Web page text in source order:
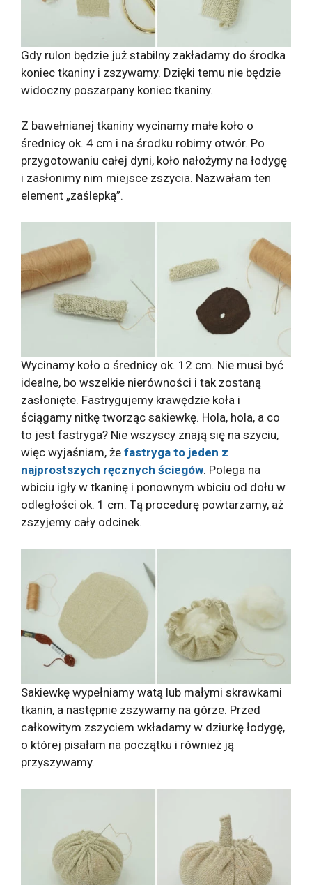
Gdy rulon będzie już stabilny zakładamy do środka
koniec tkaniny i zszywamy. Dzięki temu nie będzie
widoczny poszarpany koniec tkaniny.
Z bawełnianej tkaniny wycinamy małe koło o
średnicy ok. 4 cm i na środku robimy otwór. Po
przygotowaniu całej dyni, koło nałożymy na łodygę
i zasłonimy nim miejsce zszycia. Nazwałam ten
element „zaślepką”.
Wycinamy koło o średnicy ok. 12 cm. Nie musi być
idealne, bo wszelkie nierówności i tak zostaną
zasłonięte. Fastrygujemy krawędzie koła i
ściągamy nitkę tworząc sakiewkę. Hola, hola, a co
to jest fastryga? Nie wszyscy znają się na szyciu,
więc wyjaśniam, że fastryga to jeden z
najprostszych ręcznych ściegów. Polega na
wbiciu igły w tkaninę i ponownym wbiciu od dołu w
odległości ok. 1 cm. Tą procedurę powtarzamy, aż
zszyjemy cały odcinek.
Sakiewkę wypełniamy watą lub małymi skrawkami
tkanin, a następnie zszywamy na górze. Przed
całkowitym zszyciem wkładamy w dziurkę łodygę,
o której pisałam na początku i również ją
przyszywamy.